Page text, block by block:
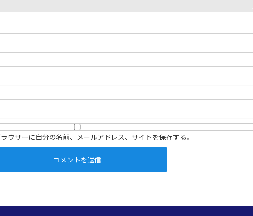
ウザーに自分の名前、メールアドレス、サイトを保存する。